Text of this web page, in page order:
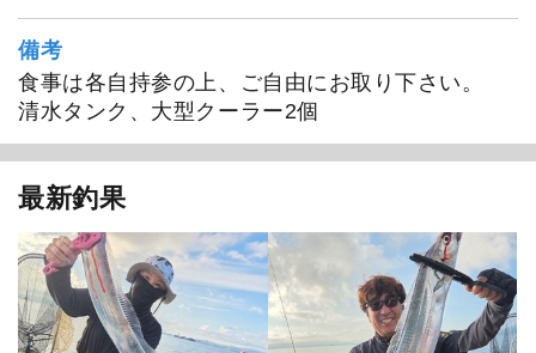
備考
食事は各自持参の上、ご自由にお取り下さい。
清水タンク、大型クーラー2個
最新釣果
Gate